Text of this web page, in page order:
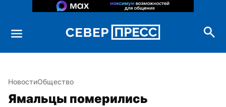
НовостиОбщество
Ямальцы померились